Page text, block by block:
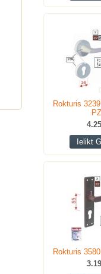
Rokturis
PZ
Ielikt
Rokturis